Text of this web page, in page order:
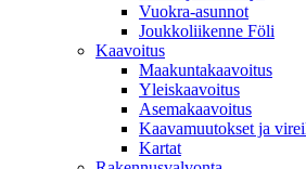
Vuokra-asunnot
Joukkoliikenne Föli
Kaavoitus
Maakuntakaavoitus
Yleiskaavoitus
Asemakaavoitus
Kaavamuutokset ja
Kartat